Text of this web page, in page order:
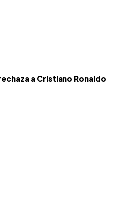
rechaza a Cristiano Ronaldo